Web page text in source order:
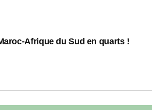
Afrique du Sud en quarts !